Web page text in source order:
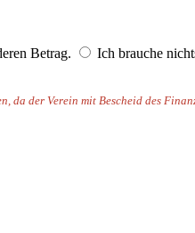
Betrag. Ich brauche
da der Verein mit Bescheid des